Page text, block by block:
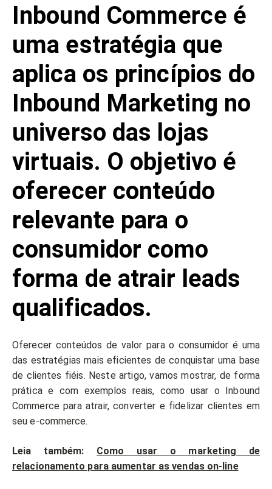
Inbound Commerce é
uma estratégia que
aplica os princípios do
Inbound Marketing no
universo das lojas
virtuais. O objetivo é
oferecer conteúdo
relevante para o
consumidor como
forma de atrair leads
qualificados.
Oferecer conteúdos de valor para o consumidor é uma
das estratégias mais eficientes de conquistar uma base
de clientes fiéis. Neste artigo, vamos mostrar, de forma
prática e com exemplos reais, como usar o Inbound
Commerce para atrair, converter e fidelizar clientes em
seu e-commerce.
Leia também: Como usar o marketing de
relacionamento para aumentar as vendas on-line